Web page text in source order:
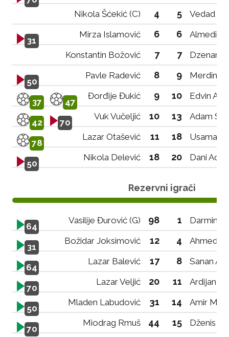
Nikola Šćekić (C)
4 5 Vedad
31
Mirza Islamović 6 6
Almedin
Konstantin Božović
7 7 Dzenan
50
Pavle Radević 8 9 Merdin
37 47
Đorđije Đukić 9 10 Edvin
42 70
Vuk Vučeljić 10 13 Adam
78
Lazar Otašević 11 18 Usama
50
Nikola Delević 18 20 Dani
Rezervni igrači
64
Vasilije Đurović (G) 98 1 Darmin
31
Božidar Joksimović 12 4 Ahmed
64
Lazar Balević 17 8 Sanan
70
Lazar Veljić 20 11 Ardijan
50
Mladen Labudović 31 14 Amir
70
Miodrag Rmuš 44 15 Dženis